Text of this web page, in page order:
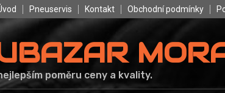
Pneuservis Kontakt Obchodní podmínky
poměru ceny a kvality.